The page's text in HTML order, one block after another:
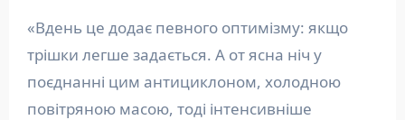
«Вдень це додає певного оптимізму: якщо
трішки легше задається. А от ясна ніч у
поєднанні цим антициклоном, холодною
повітряною масою, тоді інтенсивніше